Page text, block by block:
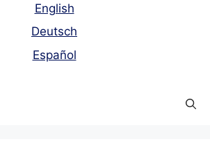
English
Deutsch
Español